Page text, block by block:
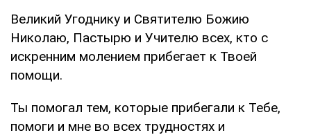
Великий Угоднику и Святителю Божию
Николаю, Пастырю и Учителю всех, кто с
искренним молением прибегает к Твоей
помощи.
Ты помогал тем, которые прибегали к Тебе,
помоги и мне во всех трудностях и